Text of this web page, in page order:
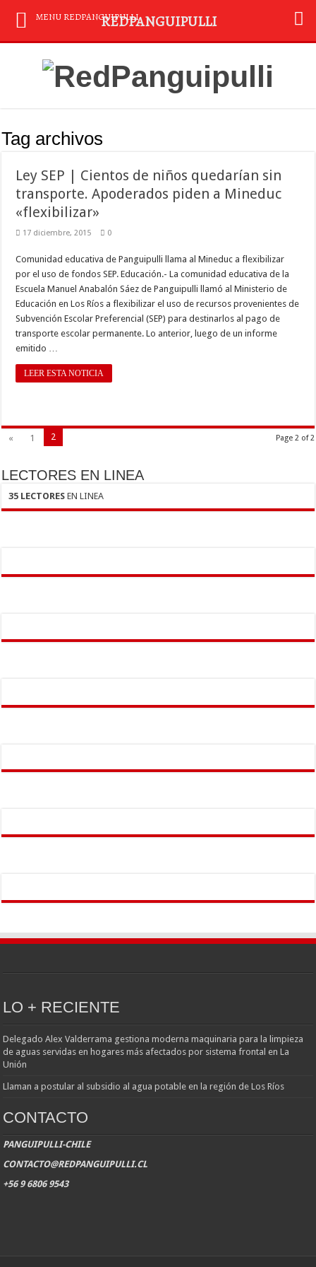
Tag archivos
Ley SEP | Cientos de niños quedarían sin
transporte. Apoderados piden a Mineduc
«flexibilizar»
17 diciembre, 2015 0
Comunidad educativa de Panguipulli llama al Mineduc a flexibilizar
por el uso de fondos SEP. Educación.- La comunidad educativa de la
Escuela Manuel Anabalón Sáez de Panguipulli llamó al Ministerio de
Educación en Los Ríos a flexibilizar el uso de recursos provenientes de
Subvención Escolar Preferencial (SEP) para destinarlos al pago de
transporte escolar permanente. Lo anterior, luego de un informe
emitido …
LEER ESTA NOTICIA
Page 2 of 2
« 1 2
LECTORES EN LINEA
35 LECTORES EN LINEA
LO + RECIENTE
Delegado Alex Valderrama gestiona moderna maquinaria para la limpieza
de aguas servidas en hogares más afectados por sistema frontal en La
Unión
Llaman a postular al subsidio al agua potable en la región de Los Ríos
CONTACTO
PANGUIPULLI-CHILE
CONTACTO@REDPANGUIPULLI.CL
+56 9 6806 9543
MENU REDPANGUIPULLIREDPANGUIPULLI